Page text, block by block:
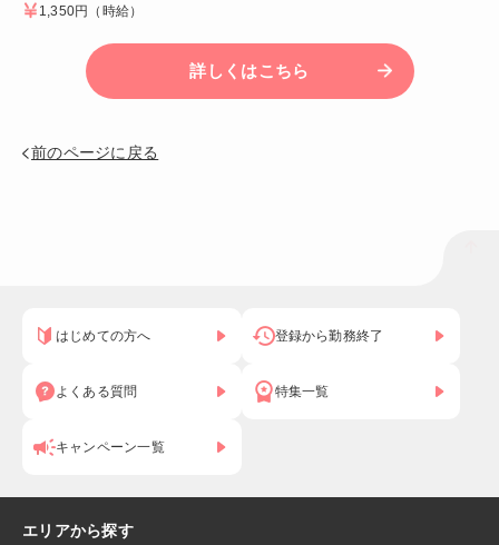
1,350円 （時給）
詳しくはこちら
前のページに戻る
はじめての方へ 登録から勤務終了
よくある質問 特集一覧
キャンペーン一覧
エリアから探す